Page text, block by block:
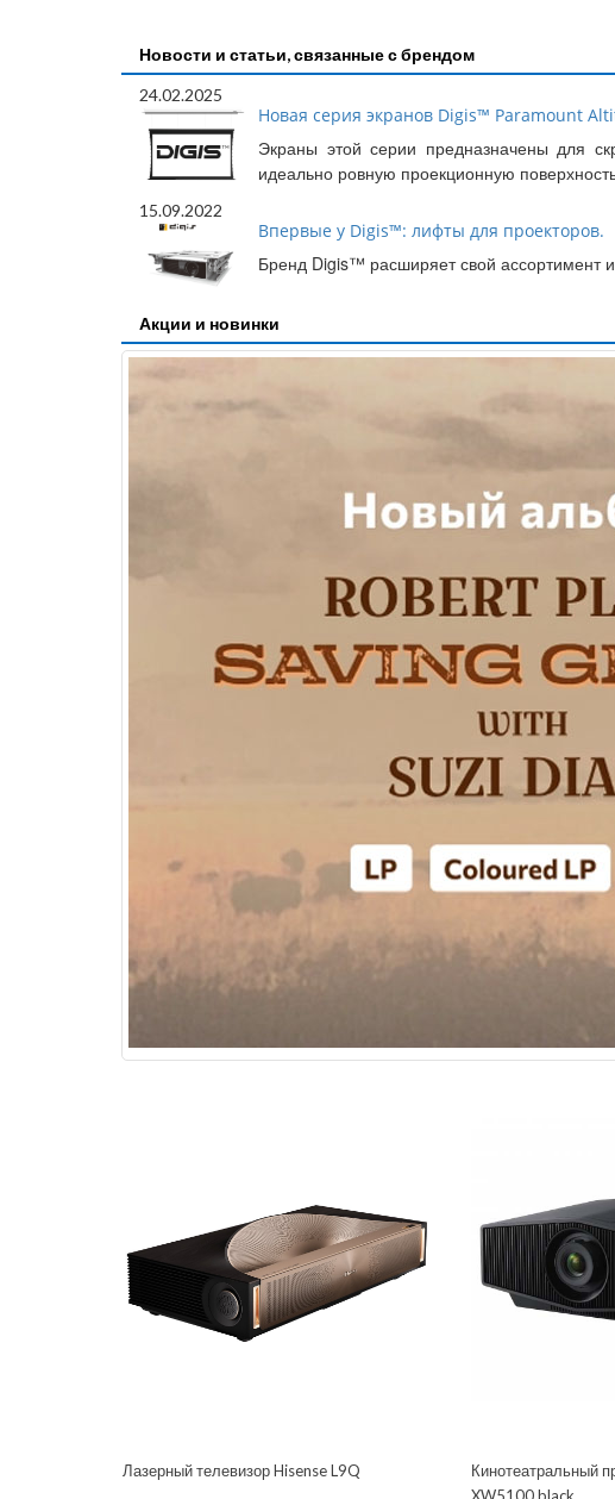
Новости и статьи, связанные с брендом
24.02.2025
Новая серия экранов Digis™ Paramount
Экраны этой серии предназначены для
идеально ровную проекционную
15.09.2022
Впервые у Digis™: лифты для проекторов.
Бренд Digis™ расширяет свой ассортимент
Акции и новинки
Лазерный телевизор Hisense L9Q
Кинотеатральный